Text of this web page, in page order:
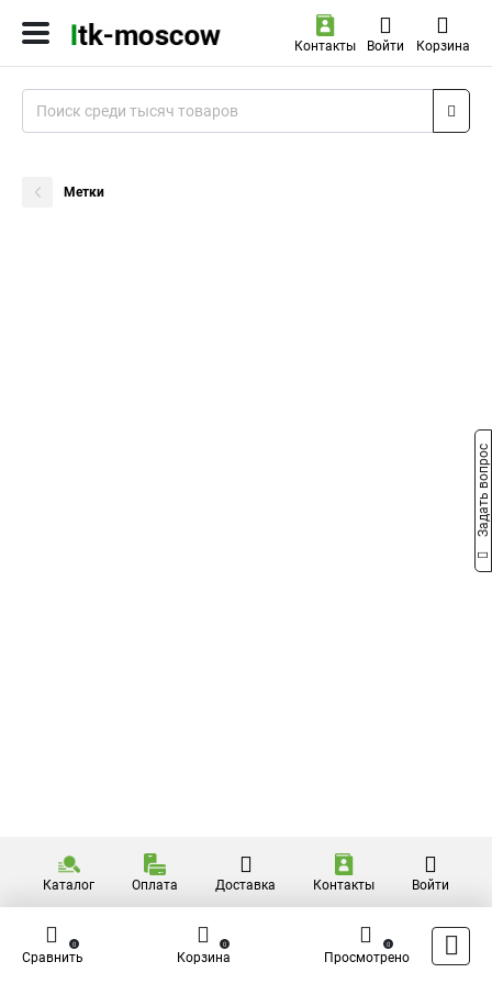
Контакты Войти Корзина
Метки
Каталог Оплата Доставка Контакты Войти
Сравнить
0
Корзина
0
Просмотрено
0
Задать вопрос